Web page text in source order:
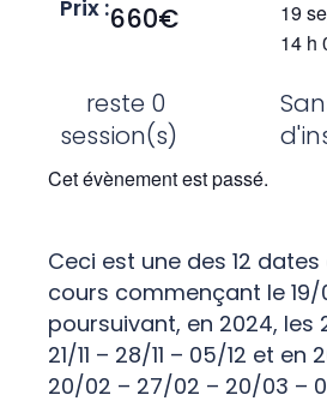
Prix :660€ 19
14 h
reste 0
session(s)
Cet évènement est passé.
Ceci est une des 12 dates
cours commençant le
poursuivant, en 2024, les
21/11 – 28/11 – 05/12 et en
20/02 – 27/02 – 20/03 –